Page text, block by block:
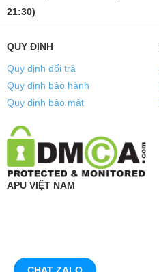
21:30)
QUY ĐỊNH
Quy định đổi trả
Quy định bảo hành
Quy định bảo mật
APU VIỆT NAM